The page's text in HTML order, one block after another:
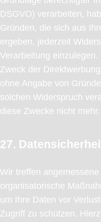
DSGVO) verarbeiten,
Gründen, die sich aus
ergeben, jederzeit
Verarbeitung
Zweck der
ohne Angabe von
solchen Widerspruch
diese Zwecke nicht mehr.
27.
Wir treffen
organisatorische
um Ihre Daten vor
Zugriff zu schützen.